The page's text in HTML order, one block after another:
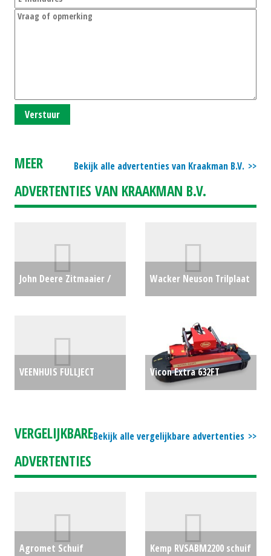
Verstuur
Bekijk alle advertenties van Kraakman B.V.
MEER
ADVERTENTIES VAN KRAAKMAN B.V.
John Deere Zitmaaier /
Wacker Neuson Trilplaat
VEENHUIS FULLJECT
Vicon Extra 632FT
Bekijk alle vergelijkbare advertenties
VERGELIJKBARE
ADVERTENTIES
Agromet Schuif
Kemp RVSABM2200 schuif